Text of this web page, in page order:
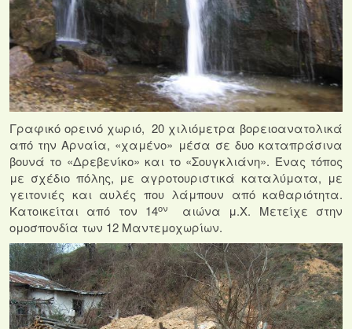
Γραφικό ορεινό χωριό, 20 χιλιόμετρα βορειοανατολικά
από την Αρναία, «χαμένο» μέσα σε δυο καταπράσινα
βουνά το «Δρεβενίκο» και το «Σουγκλιάνη». Ένας τόπος
με σχέδιο πόλης, με αγροτουριστικά καταλύματα, με
γειτονιές και αυλές που λάμπουν από καθαριότητα.
Κατοικείται από τον 14ον
αιώνα μ.Χ. Μετείχε στην
ομοσπονδία των 12 Μαντεμοχωρίων.